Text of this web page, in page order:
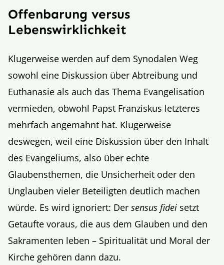
Offenbarung versus
Lebenswirklichkeit
Klugerweise werden auf dem Synodalen Weg
sowohl eine Diskussion über Abtreibung und
Euthanasie als auch das Thema Evangelisation
vermieden, obwohl Papst Franziskus letzteres
mehrfach angemahnt hat. Klugerweise
deswegen, weil eine Diskussion über den Inhalt
des Evangeliums, also über echte
Glaubensthemen, die Unsicherheit oder den
Unglauben vieler Beteiligten deutlich machen
würde. Es wird ignoriert: Der sensus fidei setzt
Getaufte voraus, die aus dem Glauben und den
Sakramenten leben – Spiritualität und Moral der
Kirche gehören dann dazu.